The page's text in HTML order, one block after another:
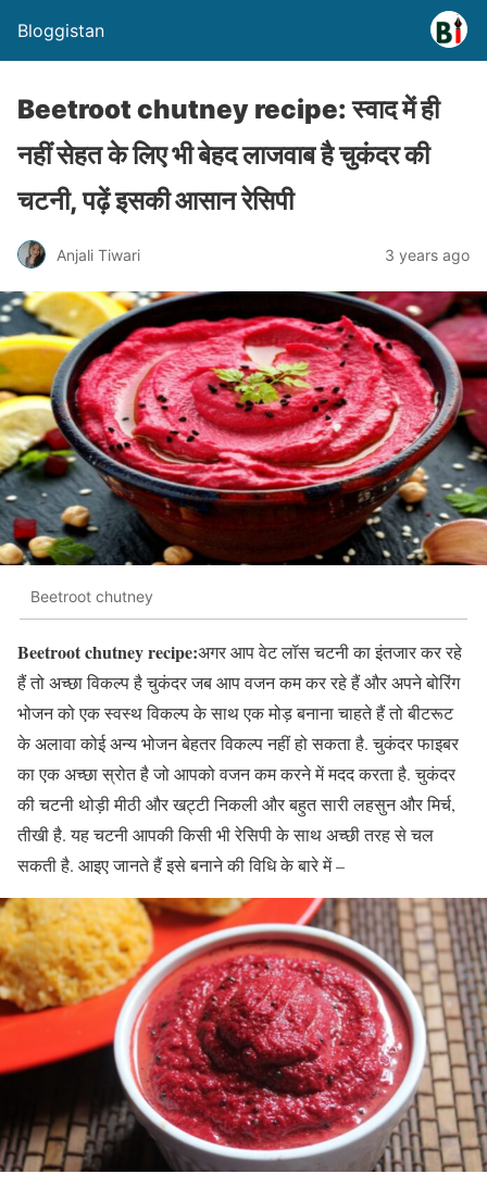
Bloggistan
Beetroot chutney recipe: स्वाद में ही
नहीं सेहत के लिए भी बेहद लाजवाब है चुकंदर की
चटनी, पढ़ें इसकी आसान रेसिपी
Anjali Tiwari 3 years ago
Beetroot chutney
Beetroot chutney recipe:अगर आप वेट लॉस चटनी का इंतजार कर रहे
हैं तो अच्छा विकल्प है चुकंदर जब आप वजन कम कर रहे हैं और अपने बोरिंग
भोजन को एक स्वस्थ विकल्प के साथ एक मोड़ बनाना चाहते हैं तो बीटरूट
के अलावा कोई अन्य भोजन बेहतर विकल्प नहीं हो सकता है. चुकंदर फाइबर
का एक अच्छा स्रोत है जो आपको वजन कम करने में मदद करता है. चुकंदर
की चटनी थोड़ी मीठी और खट्टी निकली और बहुत सारी लहसुन और मिर्च,
तीखी है. यह चटनी आपकी किसी भी रेसिपी के साथ अच्छी तरह से चल
सकती है. आइए जानते हैं इसे बनाने की विधि के बारे में –